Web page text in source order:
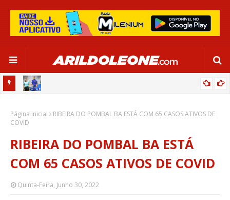
SALVADOR
Página inicial
RIBEIRA DO POMBAL BA ESTÁ COM 65 CASOS ATIVOS DE
COVID
RIBEIRA DO POMBAL BA ESTÁ
COM 65 CASOS ATIVOS DE COVID
Quinta-Feira, Junho 30, 2022